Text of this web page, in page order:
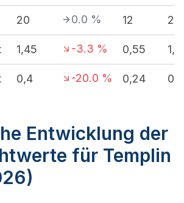
20 0.0 % 12 20
1,45 -3.3 % 0,55 1,8
0,4 -20.0 % 0,24
Entwicklung der
für Templin